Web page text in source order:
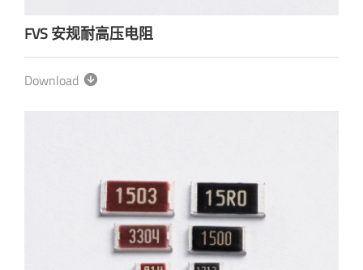
FVS 安规耐高压电阻
Download